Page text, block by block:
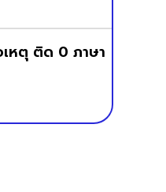
เหตุ ติด 0 ภาษา